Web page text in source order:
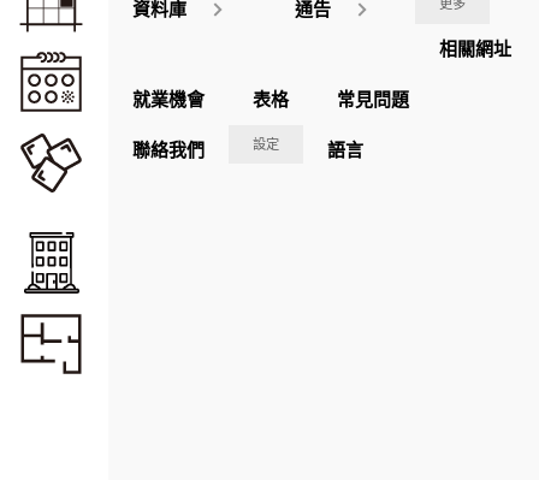
71,665
1976 / 78 / 79 / 81
座數
資料庫 通告 更多
相關網址
就業機會 表格 常見問題
聯絡我們 設定 語言